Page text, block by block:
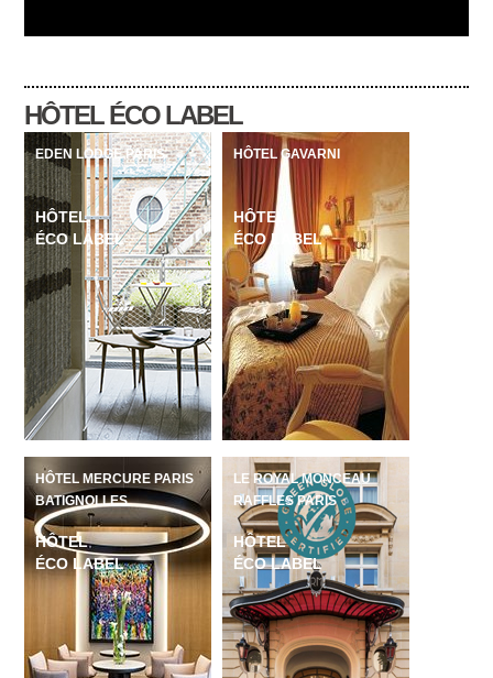
HÔTEL ÉCO LABEL
EDEN LODGE PARIS
HÔTEL
ÉCO LABEL
HÔTEL GAVARNI
HÔTEL
ÉCO LABEL
HÔTEL MERCURE PARIS
BATIGNOLLES
HÔTEL
ÉCO LABEL
LE ROYAL MONCEAU
RAFFLES PARIS
HÔTEL
ÉCO LABEL